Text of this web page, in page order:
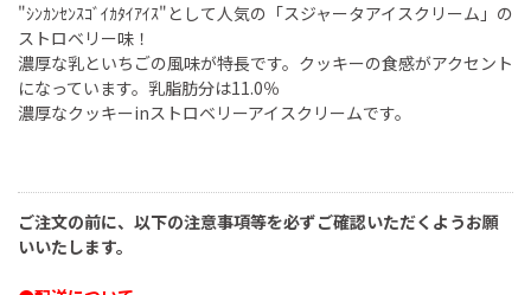
"ｼﾝｶﾝｾﾝｽｺﾞｲｶﾀｲｱｲｽ"として人気の「スジャータアイスクリーム」の
ストロベリー味！
濃厚な乳といちごの風味が特長です。クッキーの食感がアクセント
になっています。乳脂肪分は11.0％
濃厚なクッキーinストロベリーアイスクリームです。
ご注文の前に、以下の注意事項等を必ずご確認いただくようお願
いいたします。